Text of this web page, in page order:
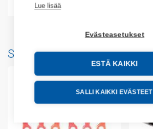
Lue lisää
Evästeasetukset
ESTÄ KAIKKI
SALLI KAIKKI EVÄSTEET
Saatat myös pitää...